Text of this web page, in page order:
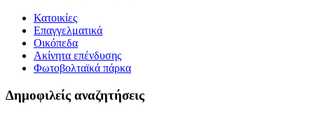
Κατοικίες
Επαγγελματικά
Οικόπεδα
Ακίνητα επένδυσης
Φωτοβολταϊκά πάρκα
Δημοφιλείς αναζητήσεις